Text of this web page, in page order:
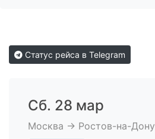
Статус рейса в Telegram
Сб. 28 мар
Москва → Ростов-на-Дону